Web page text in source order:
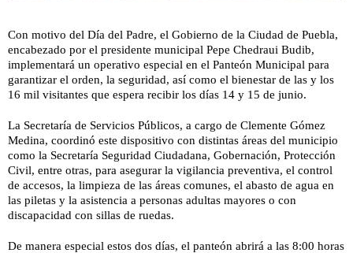
Con motivo del Día del Padre, el Gobierno de la Ciudad de Puebla,
encabezado por el presidente municipal Pepe Chedraui Budib,
implementará un operativo especial en el Panteón Municipal para
garantizar el orden, la seguridad, así como el bienestar de las y los
16 mil visitantes que espera recibir los días 14 y 15 de junio.
La Secretaría de Servicios Públicos, a cargo de Clemente Gómez
Medina, coordinó este dispositivo con distintas áreas del municipio
como la Secretaría Seguridad Ciudadana, Gobernación, Protección
Civil, entre otras, para asegurar la vigilancia preventiva, el control
de accesos, la limpieza de las áreas comunes, el abasto de agua en
las piletas y la asistencia a personas adultas mayores o con
discapacidad con sillas de ruedas.
De manera especial estos dos días, el panteón abrirá a las 8:00 horas